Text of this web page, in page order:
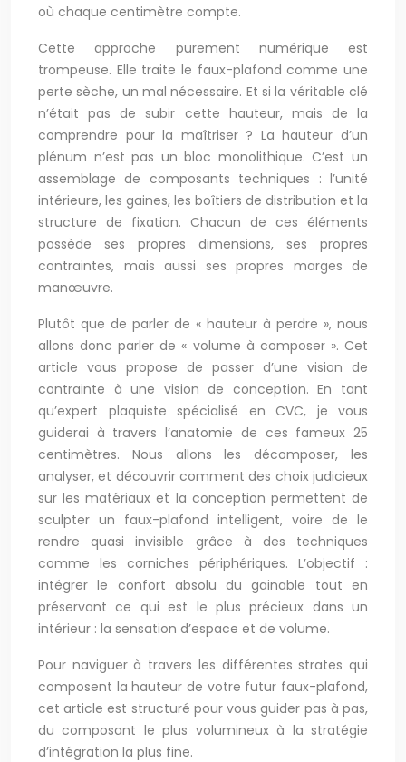
où chaque centimètre compte.
Cette approche purement numérique est
trompeuse. Elle traite le faux-plafond comme une
perte sèche, un mal nécessaire. Et si la véritable clé
n’était pas de subir cette hauteur, mais de la
comprendre pour la maîtriser ? La hauteur d’un
plénum n’est pas un bloc monolithique. C’est un
assemblage de composants techniques : l’unité
intérieure, les gaines, les boîtiers de distribution et la
structure de fixation. Chacun de ces éléments
possède ses propres dimensions, ses propres
contraintes, mais aussi ses propres marges de
manœuvre.
Plutôt que de parler de « hauteur à perdre », nous
allons donc parler de « volume à composer ». Cet
article vous propose de passer d’une vision de
contrainte à une vision de conception. En tant
qu’expert plaquiste spécialisé en CVC, je vous
guiderai à travers l’anatomie de ces fameux 25
centimètres. Nous allons les décomposer, les
analyser, et découvrir comment des choix judicieux
sur les matériaux et la conception permettent de
sculpter un faux-plafond intelligent, voire de le
rendre quasi invisible grâce à des techniques
comme les corniches périphériques. L’objectif :
intégrer le confort absolu du gainable tout en
préservant ce qui est le plus précieux dans un
intérieur : la sensation d’espace et de volume.
Pour naviguer à travers les différentes strates qui
composent la hauteur de votre futur faux-plafond,
cet article est structuré pour vous guider pas à pas,
du composant le plus volumineux à la stratégie
d’intégration la plus fine.